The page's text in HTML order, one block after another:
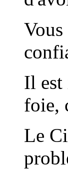
Il est
foie,
Le